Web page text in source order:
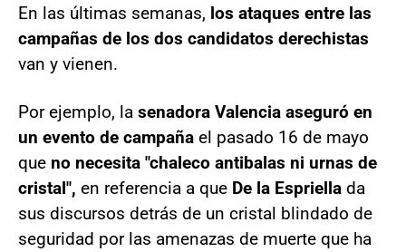
En las últimas semanas, los ataques entre las
campañas de los dos candidatos derechistas
van y vienen.
Por ejemplo, la senadora Valencia aseguró en
un evento de campaña el pasado 16 de mayo
que no necesita "chaleco antibalas ni urnas de
cristal", en referencia a que De la Espriella da
sus discursos detrás de un cristal blindado de
seguridad por las amenazas de muerte que ha